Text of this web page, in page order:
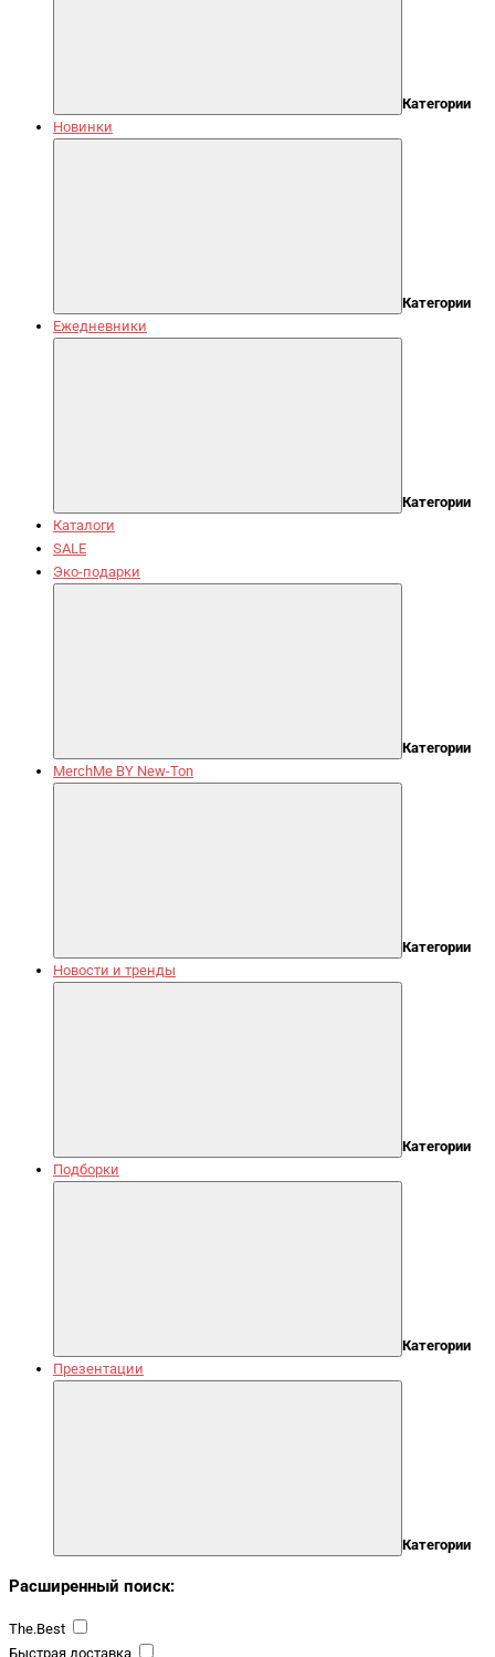
Категории
Новинки
Категории
Ежедневники
Категории
Каталоги
SALE
Эко-подарки
Категории
MerchMe BY New-Ton
Категории
Новости и тренды
Категории
Подборки
Категории
Презентации
Категории
Расширенный поиск:
The.Best
Быстрая доставка